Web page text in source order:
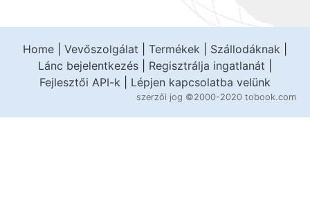
Home Vevőszolgálat Termékek Szállodáknak
Lánc bejelentkezés
Regisztrálja ingatlanát
Fejlesztői API-k
Lépjen kapcsolatba velünk
szerzői jog ©2000-2020 tobook.com